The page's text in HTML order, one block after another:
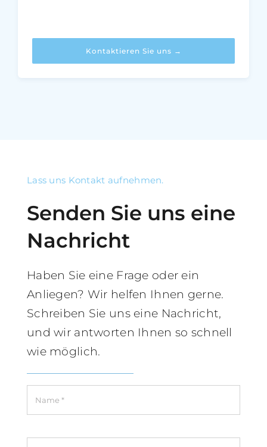
Kontaktieren Sie uns →
Lass uns Kontakt aufnehmen.
Senden Sie uns eine
Nachricht
Haben Sie eine Frage oder ein
Anliegen? Wir helfen Ihnen gerne.
Schreiben Sie uns eine Nachricht,
und wir antworten Ihnen so schnell
wie möglich.